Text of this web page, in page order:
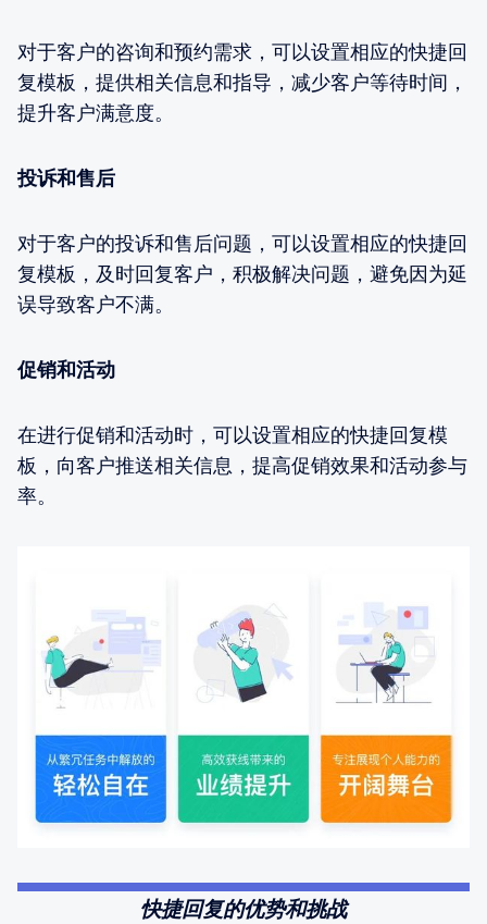
对于客户的咨询和预约需求，可以设置相应的快捷回
复模板，提供相关信息和指导，减少客户等待时间，
提升客户满意度。
投诉和售后
对于客户的投诉和售后问题，可以设置相应的快捷回
复模板，及时回复客户，积极解决问题，避免因为延
误导致客户不满。
促销和活动
在进行促销和活动时，可以设置相应的快捷回复模
板，向客户推送相关信息，提高促销效果和活动参与
率。
快捷回复的优势和挑战